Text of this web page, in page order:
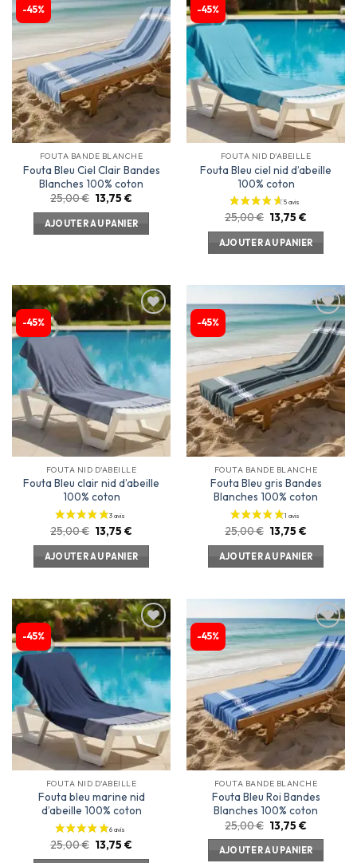
4 avis
-45%
Ajouter
à la
liste
d’envies
FOUTA BANDE BLANCHE
Fouta Bleu Ciel Clair Bandes
Blanches 100% coton
25,00€ 13,75€
AJOUTER AU PANIER
-45%
Ajouter
à la
liste
d’envies
FOUTA NID D'ABEILLE
Fouta Bleu ciel nid d’abeille
100% coton
25,00€ 13,75€
AJOUTER AU PANIER
-45%
Ajouter
à la
liste
d’envies
FOUTA NID D'ABEILLE
Fouta Bleu clair nid d’abeille
100% coton
25,00€ 13,75€
AJOUTER AU PANIER
-45%
Ajouter
à la
liste
d’envies
FOUTA BANDE BLANCHE
Fouta Bleu gris Bandes
Blanches 100% coton
25,00€ 13,75€
AJOUTER AU PANIER
-45%
Ajouter
à la
liste
d’envies
FOUTA NID D'ABEILLE
Fouta bleu marine nid
d’abeille 100% coton
25,00€ 13,75€
-45%
Ajouter
à la
liste
d’envies
FOUTA BANDE BLANCHE
Fouta Bleu Roi Bandes
Blanches 100% coton
25,00€ 13,75€
AJOUTER AU PANIER